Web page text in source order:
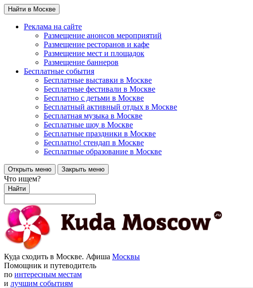
Найти в Москве
Реклама на сайте
Размещение анонсов мероприятий
Размещение ресторанов и кафе
Размещение мест и площадок
Размещение баннеров
Бесплатные события
Бесплатные выставки в Москве
Бесплатные фестивали в Москве
Бесплатно с детьми в Москве
Бесплатный активный отдых в Москве
Бесплатная музыка в Москве
Бесплатные шоу в Москве
Бесплатные праздники в Москве
Бесплатно! стендап в Москве
Бесплатные образование в Москве
Открыть меню Закрыть меню
Что ищем?
Найти
Куда сходить в Москве. Афиша Москвы
Помощник и путеводитель
по интересным местам
и лучшим событиям